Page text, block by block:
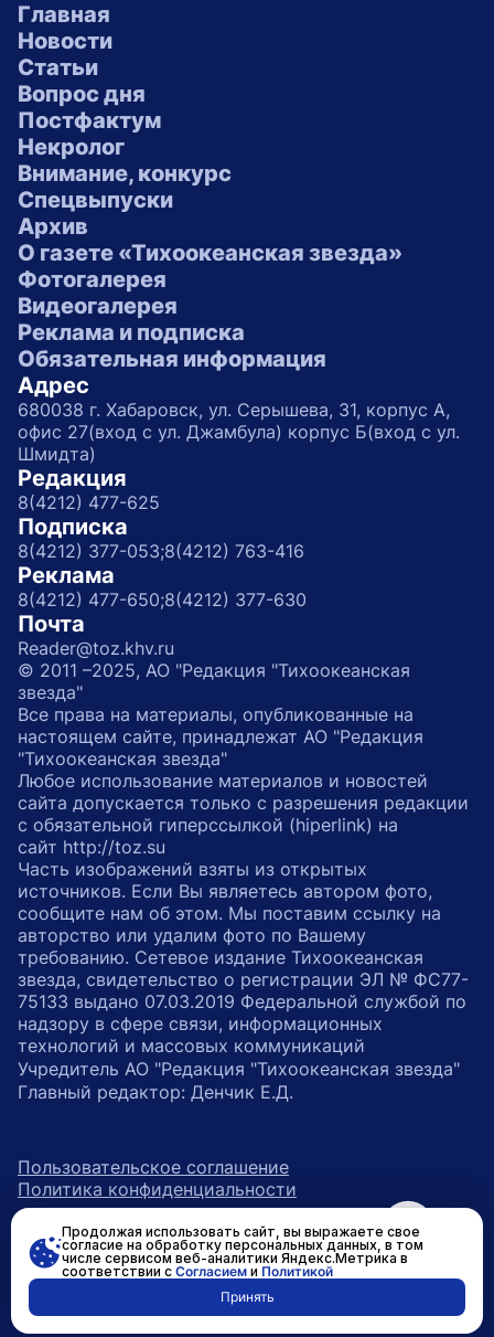
Главная
Новости
Статьи
Вопрос дня
Постфактум
Некролог
Внимание, конкурс
Спецвыпуски
Архив
О газете «Тихоокеанская звезда»
Фотогалерея
Видеогалерея
Реклама и подписка
Обязательная информация
Адрес
680038 г. Хабаровск, ул. Серышева, 31, корпус А,
офис 27(вход с ул. Джамбула) корпус Б(вход с ул.
Шмидта)
Редакция
8(4212) 477-625
Подписка
8(4212) 377-053;8(4212) 763-416
Реклама
8(4212) 477-650;8(4212) 377-630
Почта
Reader@toz.khv.ru
© 2011 –2025, АО "Редакция "Тихоокеанская
звезда"
Все права на материалы, опубликованные на
настоящем сайте, принадлежат АО "Редакция
"Тихоокеанская звезда"
Любое использование материалов и новостей
сайта допускается только с разрешения редакции
с обязательной гиперссылкой (hiperlink) на
сайт http://toz.su
Часть изображений взяты из открытых
источников. Если Вы являетесь автором фото,
сообщите нам об этом. Мы поставим ссылку на
авторство или удалим фото по Вашему
требованию. Сетевое издание Тихоокеанская
звезда, свидетельство о регистрации ЭЛ № ФС77-
75133 выдано 07.03.2019 Федеральной службой по
надзору в сфере связи, информационных
технологий и массовых коммуникаций
Учредитель АО "Редакция "Тихоокеанская звезда"
Главный редактор: Денчик Е.Д.
Пользовательское соглашение
Политика конфиденциальности
ссылка на главную
возрастное ограничение 16+
ссылка на страницу в Вконтакте
ссылка на страницу в
ссылка на канал в
Разработано в
Продолжая использовать сайт, вы выражаете свое
согласие на обработку персональных данных, в том
числе сервисом веб-аналитики Яндекс.Метрика в
соответствии с Согласиеми Политикой
Принять